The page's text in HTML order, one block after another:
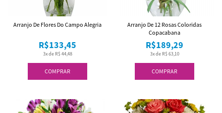
COMPRAR
3x de R$ 44,48
R$133,45
Arranjo De Flores Do Campo Alegria
COMPRAR
3x de R$ 63,10
R$189,29
Arranjo De 12 Rosas Coloridas
Copacabana